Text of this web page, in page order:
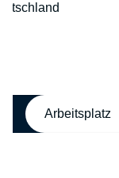
Arbeitsplatz